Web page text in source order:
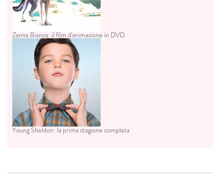
Zanna Bianca: il film d'animazione in DVD
Young Sheldon: la prima stagione completa